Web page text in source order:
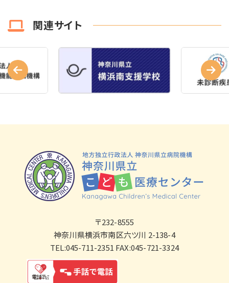
関連サイト
〒232-8555
神奈川県横浜市南区六ツ川 2-138-4
TEL:045-711-2351 FAX:045-721-3324